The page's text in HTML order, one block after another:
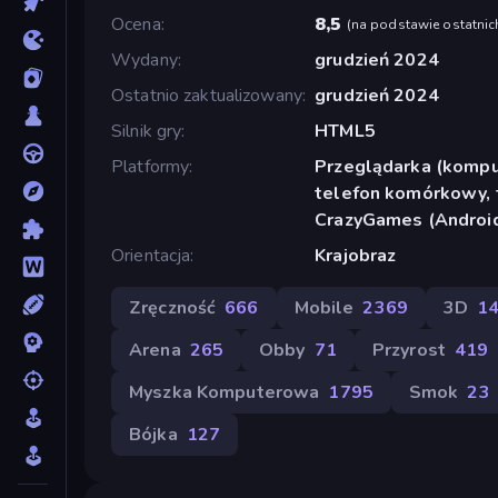
Ocena
8,5 (na podstawie
Wydany
grudzień 2024
Ostatnio zaktualizowany grudzień 2024
Silnik gry
HTML5
Platformy
Przeglądarka
telefon
CrazyGames
Orientacja
Krajobraz
Zręczność 666 Mobile 2369 3D
Arena 265 Obby 71 Przyrost 419
Myszka Komputerowa 1795 Smok 23
Bójka 127